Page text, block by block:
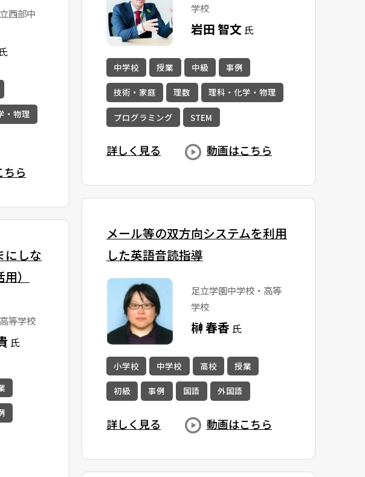
学校
岩田 智文 氏
中学校 授業 中級 事例
技術・家庭 理数 理科・化学・物理
プログラミング STEM
詳しく見る 動画はこちら
西部中
・物理
ちら
メール等の双方向システムを利用
した英語音読指導
足立学園中学校・高等
学校
榊 春香 氏
小学校 中学校 高校 授業
初級 事例 国語 外国語
詳しく見る 動画はこちら
にしな
）
等学校
氏